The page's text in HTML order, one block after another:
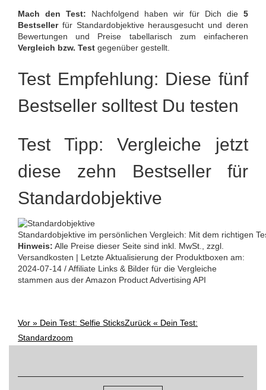
Mach den Test: Nachfolgend haben wir für Dich die 5
Bestsellerfür Standardobjektive herausgesucht und deren
Bewertungen und Preise tabellarisch zum einfacheren
Vergleich bzw. Test gegenüber gestellt.
Test Empfehlung: Diese fünf
Bestseller solltest Du testen
Test Tipp: Vergleiche jetzt
diese zehn Bestseller für
Standardobjektive
Standardobjektive im persönlichen Vergleich: Mit dem richtigen
Hinweis: Alle Preise dieser Seite sind inkl. MwSt., zzgl.
Versandkosten | Letzte Aktualisierung der Produktboxen am:
2024-07-14 / Affiliate Links & Bilder für die Vergleiche
stammen aus der Amazon Product Advertising API
Post
Vor » Dein Test: Selfie SticksZurück « Dein Test:
Standardzoom